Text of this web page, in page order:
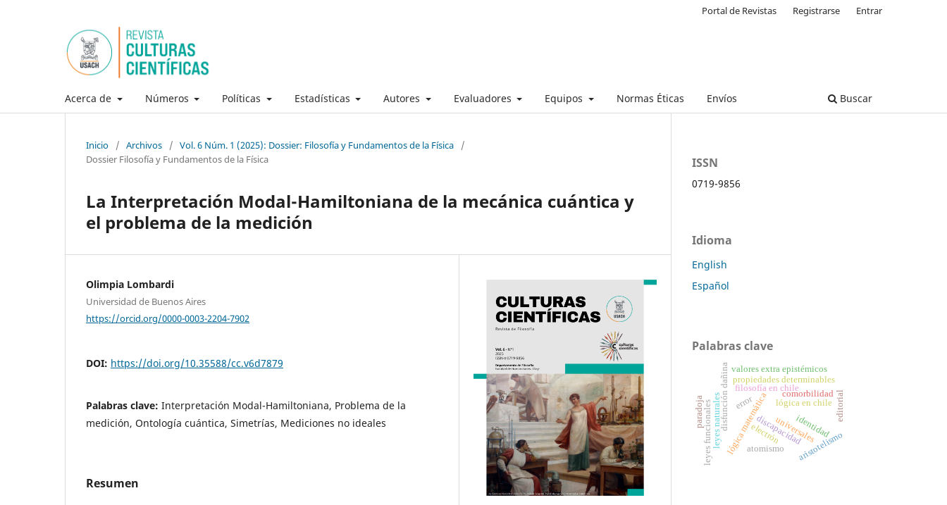
Acerca de Números Políticas Estadísticas Autores Evaluadores Equipos Normas Éticas Envíos Buscar
Portal de Revistas Registrarse Entrar
Inicio / Archivos / Vol. 6 Núm. 1 (2025): Dossier: Filosofía y Fundamentos de la Física
/
Dossier Filosofía y Fundamentos de la Física
La Interpretación Modal-Hamiltoniana de la mecánica cuántica y
el problema de la medición
Olimpia Lombardi
Universidad de Buenos Aires
https://orcid.org/0000-0003-2204-7902
DOI: https://doi.org/10.35588/cc.v6d7879
Palabras clave: Interpretación Modal-Hamiltoniana, Problema de la
medición, Ontología cuántica, Simetrías, Mediciones no ideales
Resumen
ISSN
0719-9856
Idioma
English
Español
Palabras clave
filosofía en chile
lógica en chile
identidad
lógica matemática
error
disfunción dañina discapacidad
comorbilidad
universales
leyes naturales
leyes funcionales aristotelismo
propiedades determinables
valores extra epistémicos
electrón
atomismo
editorial
paradoja